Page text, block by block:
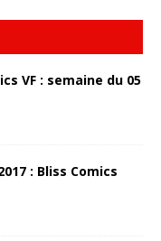
VF : semaine du 05
: Bliss Comics